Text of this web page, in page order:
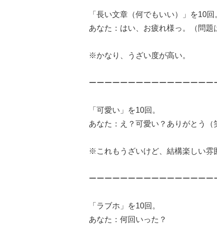
「長い文章（何でもいい）」を10回
あなた：はい、お疲れ様っ。（問題
※かなり、うざい度が高い。
ーーーーーーーーーーーーーーーー
「可愛い」を10回。
あなた：え？可愛い？ありがとう（
※これもうざいけど、結構楽しい雰
ーーーーーーーーーーーーーーーー
「ラブホ」を10回。
あなた：何回いった？